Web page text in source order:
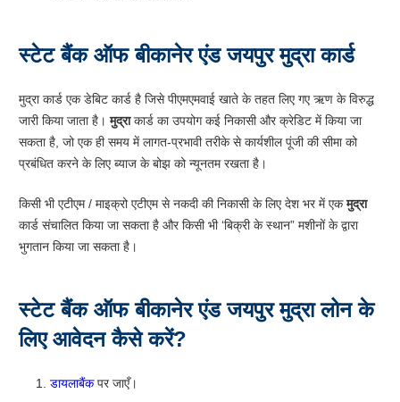
स्टेट बैंक ऑफ बीकानेर एंड जयपुर मुद्रा कार्ड
मुद्रा कार्ड एक डेबिट कार्ड है जिसे पीएमएमवाई खाते के तहत लिए गए ऋण के विरुद्ध
जारी किया जाता है।मुद्राकार्ड का उपयोग कई निकासी और क्रेडिट में किया जा
सकता है, जो एक ही समय में लागत-प्रभावी तरीके से कार्यशील पूंजी की सीमा को
प्रबंधित करने के लिए ब्याज के बोझ को न्यूनतम रखता है।
किसी भी एटीएम / माइक्रो एटीएम से नकदी की निकासी के लिए देश भर में एकमुद्रा
कार्ड संचालित किया जा सकता है और किसी भी ‘बिक्री के स्थान” मशीनों के द्वारा
भुगतान किया जा सकता है।
स्टेट बैंक ऑफ बीकानेर एंड जयपुर मुद्रा लोन के
लिए आवेदन कैसे करें?
डायलाबैंकपर जाएँ।